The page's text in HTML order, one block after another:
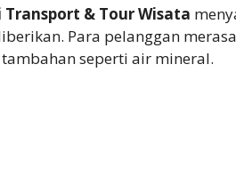
Transport & Tour Wisata
Para pelanggan
seperti air mineral.